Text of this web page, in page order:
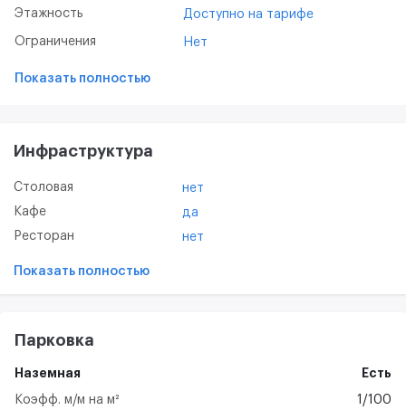
Этажность Доступно на тарифе
Ограничения Нет
Показать полностью
Инфраструктура
Столовая
нет
Кафе
да
Ресторан
нет
Показать полностью
Парковка
Наземная Есть
Коэфф. м/м на м²
1/100